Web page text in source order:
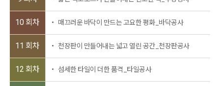
10 회차 매끄러운 바닥이 만드는 고요한 평화_바닥공사
11 회차 천장판이 만들어내는 넓고 열린 공간_천장판공사
12 회차 섬세한 타일이 더한 품격_타일공사